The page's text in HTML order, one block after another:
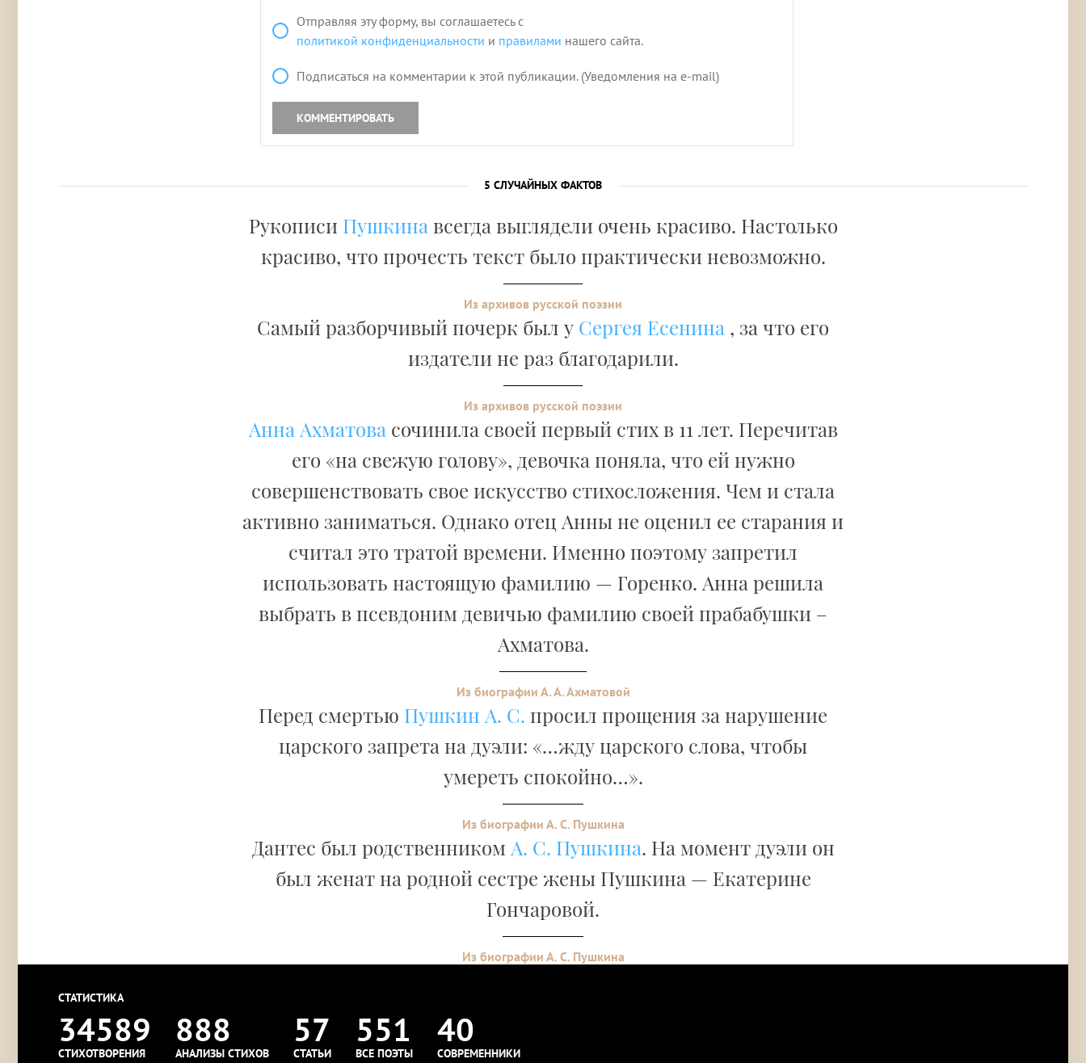
Отправляя эту форму, вы соглашаетесь с
политикой конфиденциальности и правилами нашего сайта.
Подписаться на комментарии к этой публикации. (Уведомления на e-mail)
КОММЕНТИРОВАТЬ
5 СЛУЧАЙНЫХ ФАКТОВ
Рукописи Пушкина всегда выглядели очень красиво. Настолько
красиво, что прочесть текст было практически невозможно.
Из архивов русской поэзии
Самый разборчивый почерк был у Сергея Есенина , за что его
издатели не раз благодарили.
Из архивов русской поэзии
Анна Ахматова сочинила своей первый стих в 11 лет. Перечитав
его «на свежую голову», девочка поняла, что ей нужно
совершенствовать свое искусство стихосложения. Чем и стала
активно заниматься. Однако отец Анны не оценил ее старания и
считал это тратой времени. Именно поэтому запретил
использовать настоящую фамилию — Горенко. Анна решила
выбрать в псевдоним девичью фамилию своей прабабушки –
Ахматова.
Из биографии А. А. Ахматовой
Перед смертью Пушкин А. С. просил прощения за нарушение
царского запрета на дуэли: «…жду царского слова, чтобы
умереть спокойно…».
Из биографии А. С. Пушкина
Дантес был родственником А. С. Пушкина. На момент дуэли он
был женат на родной сестре жены Пушкина — Екатерине
Гончаровой.
Из биографии А. С. Пушкина
СТАТИСТИКА
34589
СТИХОТВОРЕНИЯ
888
АНАЛИЗЫ СТИХОВ
57
СТАТЬИ
551
ВСЕ ПОЭТЫ
40
СОВРЕМЕННИКИ